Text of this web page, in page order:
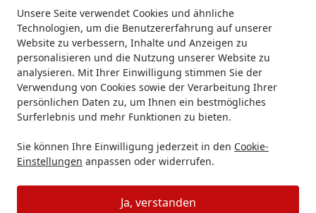
Unsere Seite verwendet Cookies und ähnliche
Technologien, um die Benutzererfahrung auf unserer
Website zu verbessern, Inhalte und Anzeigen zu
personalisieren und die Nutzung unserer Website zu
analysieren. Mit Ihrer Einwilligung stimmen Sie der
Verwendung von Cookies sowie der Verarbeitung Ihrer
persönlichen Daten zu, um Ihnen ein bestmögliches
Surferlebnis und mehr Funktionen zu bieten.
Sie können Ihre Einwilligung jederzeit in den Cookie-
Einstellungen anpassen oder widerrufen.
Ja, verstanden
Startseite
Grillzubehör Reinigung & Pflege Grillbürste &
Broil King Brenner- / Wartungskit